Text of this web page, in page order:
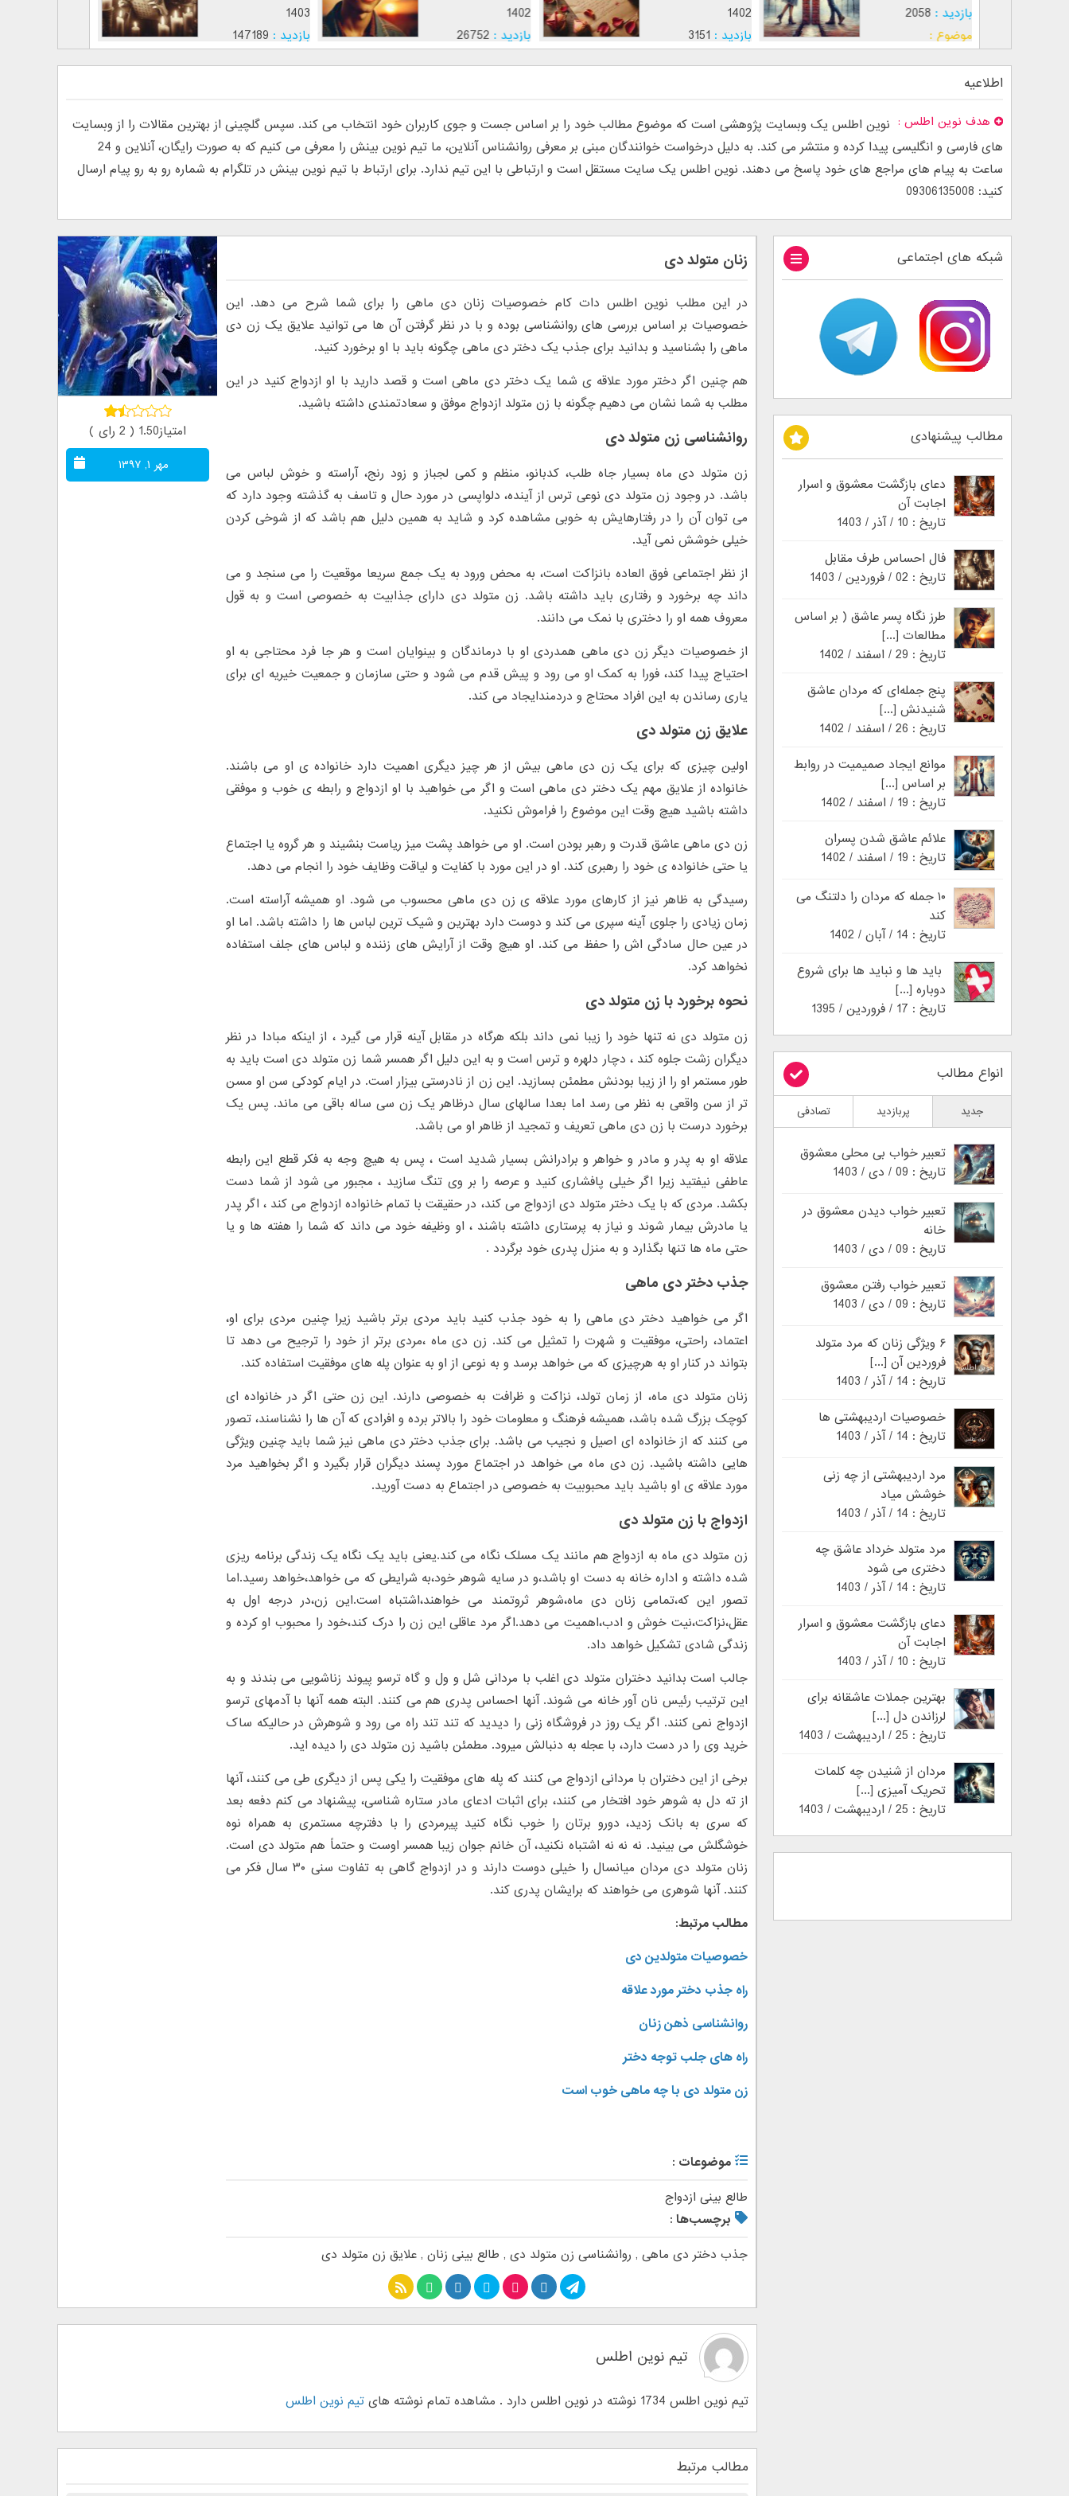
بازدید :147189
بازدید :26752
بازدید :3151
بازدید :2058
موضوع :
اطلاعیه
هدف نوین اطلس
نوین اطلس یک وبسایت پژوهشی است که موضوع مطالب خود را بر اساس جست و جوی کاربران خود انتخاب می کند. سپس گلچینی از بهترین مقالات را از وبسایت
های فارسی و انگلیسی پیدا کرده و منتشر می کند. به دلیل درخواست خوانندگان مبنی بر معرفی روانشناس آنلاین، ما تیم نوین بینش را معرفی می کنیم که به صورت رایگان، آنلاین و 24
ساعت به پیام های مراجع های خود پاسخ می دهند. نوین اطلس یک سایت مستقل است و ارتباطی با این تیم ندارد. برای ارتباط با تیم نوین بینش در تلگرام به شماره رو به رو پیام ارسال
کنید: 09306135008
امتیاز1.50 ( 2 رای )
مهر ۱, ۱۳۹۷
زنان متولد دی
در این مطلب نوین اطلس دات کام خصوصیات زنان دی ماهی را برای شما شرح می دهد. این
خصوصیات بر اساس بررسی های روانشناسی بوده و با در نظر گرفتن آن ها می توانید علایق یک زن دی
ماهی را بشناسید و بدانید برای جذب یک دختر دی ماهی چگونه باید با او برخورد کنید.
هم چنین اگر دختر مورد علاقه ی شما یک دختر دی ماهی است و قصد دارید با او ازدواج کنید در این
مطلب به شما نشان می دهیم چگونه با زن متولد ازدواج موفق و سعادتمندی داشته باشید.
روانشناسی زن متولد دی
زن متولد دی ماه بسیار جاه طلب، کدبانو، منظم و کمی لجباز و زود رنج، آراسته و خوش لباس می
باشد. در وجود زن متولد دی نوعی ترس از آینده، دلواپسی در مورد حال و تاسف به گذشته وجود دارد که
می توان آن را در رفتارهایش به خوبی مشاهده کرد و شاید به همین دلیل هم باشد که از شوخی کردن
خیلی خوشش نمی آید.
از نظر اجتماعی فوق العاده بانزاکت است، به محض ورود به یک جمع سریعا موقعیت را می سنجد و می
داند چه برخورد و رفتاری باید داشته باشد. زن متولد دی دارای جذابیت به خصوصی است و به قول
معروف همه او را دختری با نمک می دانند.
از خصوصیات دیگر زن دی ماهی همدردی او با درماندگان و بینوایان است و هر جا فرد محتاجی به او
احتیاج پیدا کند، فورا به کمک او می رود و پیش قدم می شود و حتی سازمان و جمعیت خیریه ای برای
یاری رساندن به این افراد محتاج و دردمندایجاد می کند.
علایق زن متولد دی
اولین چیزی که برای یک زن دی ماهی بیش از هر چیز دیگری اهمیت دارد خانواده ی او می باشند.
خانواده از علایق مهم یک دختر دی ماهی است و اگر می خواهید با او ازدواج و رابطه ی خوب و موفقی
داشته باشید هیچ وقت این موضوع را فراموش نکنید.
زن دی ماهی عاشق قدرت و رهبر بودن است. او می خواهد پشت میز ریاست بنشیند و هر گروه یا اجتماع
یا حتی خانواده ی خود را رهبری کند. او در این مورد با کفایت و لیاقت وظایف خود را انجام می دهد.
رسیدگی به ظاهر نیز از کارهای مورد علاقه ی زن دی ماهی محسوب می شود. او همیشه آراسته است.
زمان زیادی را جلوی آینه سپری می کند و دوست دارد بهترین و شیک ترین لباس ها را داشته باشد. اما او
در عین حال سادگی اش را حفظ می کند. او هیچ وقت از آرایش های زننده و لباس های جلف استفاده
نخواهد کرد.
نحوه برخورد با زن متولد دی
زن متولد دی نه تنھا خود را زیبا نمی داند بلکه ھرگاه در مقابل آینه قرار می گیرد ، از اینکه مبادا در نظر
دیگران زشت جلوه کند ، دچار دلھره و ترس است و به این دلیل اگر ھمسر شما زن متولد دی است باید به
طور مستمر او را از زیبا بودنش مطمئن بسازید. این زن از نادرستی بیزار است. در ایام کودکی سن او مسن
تر از سن واقعی به نظر می رسد اما بعدا سالھای سال درظاهر یک زن سی ساله باقی می ماند. پس یک
برخورد درست با زن دی ماهی تعریف و تمجید از ظاهر او می باشد.
علاقه او به پدر و مادر و خواھر و برادرانش بسیار شدید است ، پس به ھیچ وجه به فکر قطع این رابطه
عاطفی نیفتید زیرا اگر خیلی پافشاری کنید و عرصه را بر وی تنگ سازید ، مجبور می شود از شما دست
بکشد. مردی که با یک دختر متولد دی ازدواج می کند، در حقیقت با تمام خانواده ازدواج می کند ، اگر پدر
یا مادرش بیمار شوند و نیاز به پرستاری داشته باشند ، او وظیفه خود می داند که شما را ھفته ھا و یا
حتی ماه ھا تنھا بگذارد و به منزل پدری خود برگردد .
جذب دختر دی ماهی
اگر می خواهید دختر دی ماهی را به خود جذب کنید باید مردی برتر باشید زیرا چنین مردی برای او،
اعتماد، راحتی، موفقیت و شهرت را تمثیل می کند. زن دی ماه ،مردی برتر از خود را ترجیح می دهد تا
بتواند در کنار او به هرچیزی که می خواهد برسد و به نوعی از او به عنوان پله های موفقیت استفاده کند.
زنان متولد دی ماه، از زمان تولد، نزاکت و ظرافت به خصوصی دارند. این زن حتی اگر در خانواده ای
کوچک بزرگ شده باشد، همیشه فرهنگ و معلومات خود را بالاتر برده و افرادی که آن ها را نشناسند، تصور
می کنند که از خانواده ای اصیل و نجیب می باشد. برای جذب دختر دی ماهی نیز شما باید چنین ویژگی
هایی داشته باشید. زن دی ماه می خواهد در اجتماع مورد پسند دیگران قرار بگیرد و اگر بخواهید مرد
مورد علاقه ی او باشید باید محبوبیت به خصوصی در اجتماع به دست آورید.
ازدواج با زن متولد دی
زن متولد دی ماه به ازدواج هم مانند یک مسلک نگاه می کند.یعنی باید یک نگاه یک زندگی برنامه ریزی
شده داشته و اداره خانه به دست او باشد،و در سایه شوهر خود،به شرایطی که می خواهد،خواهد رسید.اما
تصور این که،تمامی زنان دی ماه،شوهر ثروتمند می خواهند،اشتباه است.این زن،در درجه اول به
عقل،نزاکت،نیت خوش و ادب،اهمیت می دهد.اگر مرد عاقلی این زن را درک کند،خود را محبوب او کرده و
زندگی شادی تشکیل خواهد داد.
جالب است بدانید دختران متولد دی اغلب با مردانی شل و ول و گاه ترسو پیوند زناشویی می بندند و به
این ترتیب رئیس نان آور خانه می شوند. آنها احساس پدری هم می کنند. البته همه آنها با آدمهای ترسو
ازدواج نمی کنند. اگر یک روز در فروشگاه زنی را دیدید که تند تند راه می رود و شوهرش در حالیکه ساک
خرید وی را در دست دارد، با عجله به دنبالش میرود. مطمئن باشید زن متولد دی را دیده اید.
برخی از این دختران با مردانی ازدواج می کنند که پله های موفقیت را یکی پس از دیگری طی می کنند، آنها
از ته دل به شوهر خود افتخار می کنند، برای اثبات ادعای مادر ستاره شناسی، پیشنهاد می کنم دفعه بعد
که سری به بانک زدید، دورو برتان را خوب نگاه کنید پیرمردی را با دفترچه مستمری به همراه نوه
خوشگلش می بینید. نه نه نه اشتباه نکنید، آن خانم جوان زیبا همسر اوست و حتماً هم متولد دی است.
زنان متولد دی مردان میانسال را خیلی دوست دارند و در ازدواج گاهی به تفاوت سنی ۳۰ سال فکر می
کنند. آنها شوهری می خواهند که برایشان پدری کند.
مطالب مرتبط:
خصوصیات متولدین دی
راه جذب دختر مورد علاقه
روانشناسی ذهن زنان
راه های جلب توجه دختر
زن متولد دی با چه ماهی خوب است
موضوعات :
طالع بینی ازدواج
برچسب‌ها :
جذب دختر دی ماهی , روانشناسی زن متولد دی , طالع بینی زنان , علایق زن متولد دی
تیم نوین اطلس
تیم نوین اطلس 1734 نوشته در نوین اطلس دارد . مشاهده تمام نوشته های تیم نوین اطلس
مطالب مرتبط
شبکه های اجتماعی
مطالب پیشنهادی
دعای بازگشت معشوق و اسرار
اجابت آن
تاریخ : 10 / آذر / 1403
فال احساس طرف مقابل
تاریخ : 02 / فروردین / 1403
طرز نگاه پسر عاشق ( بر اساس
مطالعات [...]
تاریخ : 29 / اسفند / 1402
پنج جمله‌ای که مردان عاشق
شنیدنش [...]
تاریخ : 26 / اسفند / 1402
موانع ایجاد صمیمیت در روابط
بر اساس [...]
تاریخ : 19 / اسفند / 1402
علائم عاشق شدن پسران
تاریخ : 19 / اسفند / 1402
۱۰ جمله که مردان را دلتنگ می
کند
تاریخ : 14 / آبان / 1402
باید ها و نباید ها برای شروع
دوباره [...]
تاریخ : 17 / فروردین / 1395
انواع مطالب
جدید پربازدید تصادفی
تعبیر خواب بی محلی معشوق
تاریخ : 09 / دی / 1403
تعبیر خواب دیدن معشوق در
خانه
تاریخ : 09 / دی / 1403
تعبیر خواب رفتن معشوق
تاریخ : 09 / دی / 1403
۶ ویژگی زنان که مرد متولد
فروردین آن [...]
تاریخ : 14 / آذر / 1403
خصوصیات اردیبهشتی ها
تاریخ : 14 / آذر / 1403
مرد اردیبهشتی از چه زنی
خوشش میاد
تاریخ : 14 / آذر / 1403
مرد متولد خرداد عاشق چه
دختری می شود
تاریخ : 14 / آذر / 1403
دعای بازگشت معشوق و اسرار
اجابت آن
تاریخ : 10 / آذر / 1403
بهترین جملات عاشقانه برای
لرزاندن دل [...]
تاریخ : 25 / اردیبهشت / 1403
مردان از شنیدن چه کلمات
تحریک آمیزی [...]
تاریخ : 25 / اردیبهشت / 1403